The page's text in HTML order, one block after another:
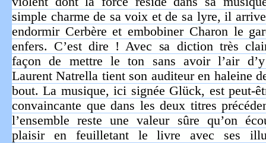
simple charme de sa voix et de sa lyre, il
endormir Cerbère et embobiner Charon le
enfers. C’est dire ! Avec sa diction très
façon de mettre le ton sans avoir l’air
Laurent Natrella tient son auditeur en haleine
bout. La musique, ici signée Glück, est peut-
convaincante que dans les deux titres
l’ensemble reste une valeur sûre qu’on
plaisir en feuilletant le livre avec ses